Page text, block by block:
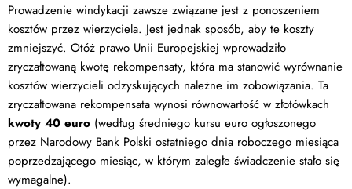
Prowadzenie windykacji zawsze związane jest z ponoszeniem
kosztów przez wierzyciela. Jest jednak sposób, aby te koszty
zmniejszyć. Otóż prawo Unii Europejskiej wprowadziło
zryczałtowaną kwotę rekompensaty, która ma stanowić wyrównanie
kosztów wierzycieli odzyskujących należne im zobowiązania. Ta
zryczałtowana rekompensata wynosi równowartość w złotówkach
kwoty 40 euro (według średniego kursu euro ogłoszonego
przez Narodowy Bank Polski ostatniego dnia roboczego miesiąca
poprzedzającego miesiąc, w którym zaległe świadczenie stało się
wymagalne).